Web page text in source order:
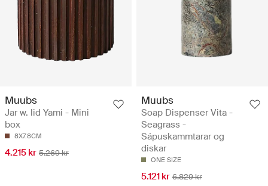
Muubs
Jar w. lid Yami - Mini
box
8X7.8CM
4.215 kr 5.269 kr
Muubs
Soap Dispenser Vita -
Seagrass -
Sápuskammtarar og
diskar
ONE SIZE
5.121 kr 6.829 kr